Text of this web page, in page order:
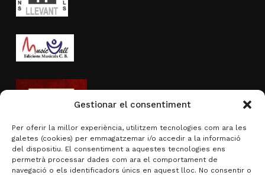
Gestionar el consentiment
Per oferir la millor experiència, utilitzem tecnologies com ara les
galetes (cookies) per emmagatzemar i/o accedir a la informació
del dispositiu. El consentiment a aquestes tecnologies ens
permetrà processar dades com ara el comportament de
navegació o els identificadors únics en aquest lloc. No consentir o